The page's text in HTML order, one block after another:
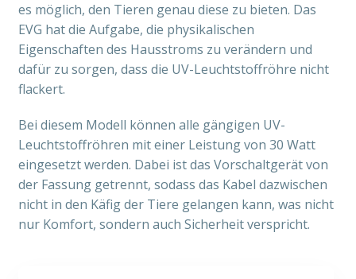
es möglich, den Tieren genau diese zu bieten. Das
EVG hat die Aufgabe, die physikalischen
Eigenschaften des Hausstroms zu verändern und
dafür zu sorgen, dass die UV-Leuchtstoffröhre nicht
flackert.
Bei diesem Modell können alle gängigen UV-
Leuchtstoffröhren mit einer Leistung von 30 Watt
eingesetzt werden. Dabei ist das Vorschaltgerät von
der Fassung getrennt, sodass das Kabel dazwischen
nicht in den Käfig der Tiere gelangen kann, was nicht
nur Komfort, sondern auch Sicherheit verspricht.